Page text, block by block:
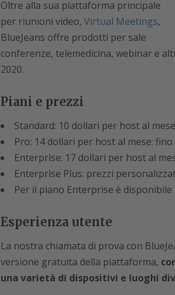
Oltre alla sua piattaforma principale
per riunioni video, Virtual Meetings,
BlueJeans offre prodotti per sale
conferenze, telemedicina, webinar e
2020.
Piani e prezzi
Standard: 10 dollari per host al
Pro: 14 dollari per host al mese:
Enterprise: 17 dollari per host al
Enterprise Plus: prezzi
Per il piano Enterprise è
Esperienza utente
La nostra chiamata di prova con
versione gratuita della piattaforma,
una varietà di dispositivi e luoghi